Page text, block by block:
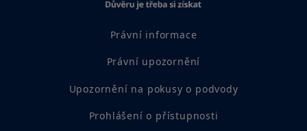
Právní informace
Právní upozornění
Upozornění na pokusy o podvody
Prohlášení o přístupnosti